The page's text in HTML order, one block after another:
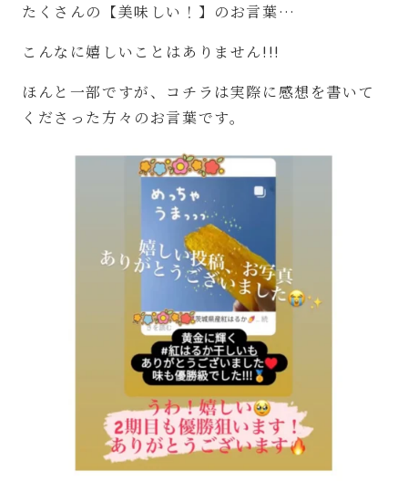
たくさんの【美味しい！】のお言葉…
こんなに嬉しいことはありません!!!
ほんと一部ですが、コチラは実際に感想を書いて
くださった方々のお言葉です。